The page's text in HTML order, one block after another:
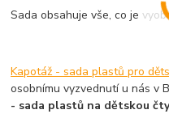
Sada obsahuje vše, co je
Kapotáž - sada plastů pro
osobnímu vyzvednutí u nás v
- sada plastů na dětskou